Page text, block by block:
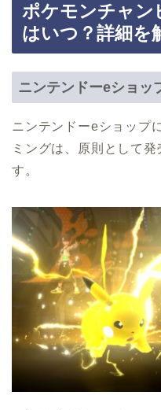
ポケモンチャン
はいつ？詳細を
ニンテンドーeショッ
ニンテンドーeショップ
ミングは、原則として
す。